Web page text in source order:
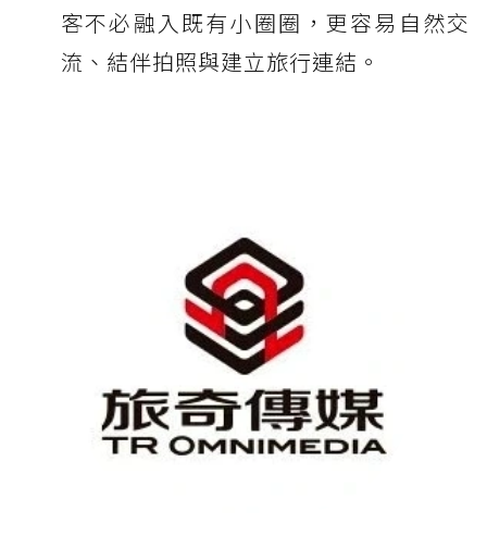
客不必融入既有小圈圈，更容易自然交
流、結伴拍照與建立旅行連結。